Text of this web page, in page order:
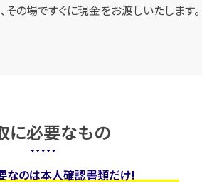
その場ですぐに現金をお渡しいたします。
に必要なもの
なのは本人確認書類だけ!